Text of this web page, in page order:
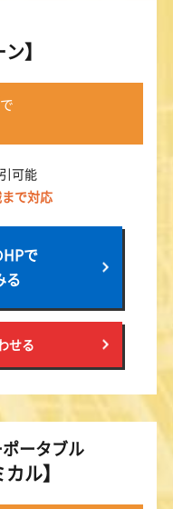
】
で
可能
で対応
で
る
せる
ータブル
ル】